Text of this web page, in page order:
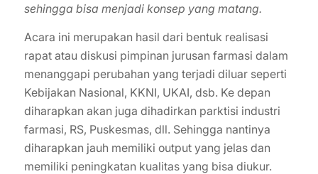
sehingga bisa menjadi konsep yang matang.
Acara ini merupakan hasil dari bentuk realisasi
rapat atau diskusi pimpinan jurusan farmasi dalam
menanggapi perubahan yang terjadi diluar seperti
Kebijakan Nasional, KKNI, UKAI, dsb. Ke depan
diharapkan akan juga dihadirkan parktisi industri
farmasi, RS, Puskesmas, dll. Sehingga nantinya
diharapkan jauh memiliki output yang jelas dan
memiliki peningkatan kualitas yang bisa diukur.